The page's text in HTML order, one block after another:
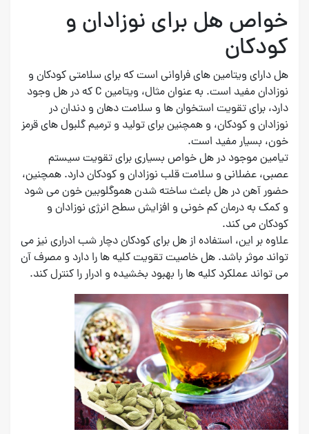
خواص هل برای نوزادان و
کودکان
هل دارای ویتامین های فراوانی است که برای سلامتی کودکان و
نوزادان مفید است. به عنوان مثال، ویتامین C که در هل وجود
دارد، برای تقویت استخوان ها و سلامت دهان و دندان در
نوزادان و کودکان، و همچنین برای تولید و ترمیم گلبول های قرمز
خون، بسیار مفید است.
تیامین موجود در هل خواص بسیاری برای تقویت سیستم
عصبی، عضلانی و سلامت قلب نوزادان و کودکان دارد. همچنین،
حضور آهن در هل باعث ساخته شدن هموگلوبین خون می شود
و کمک به درمان کم خونی و افزایش سطح انرژی نوزادان و
کودکان می کند.
علاوه بر این، استفاده از هل برای کودکان دچار شب ادراری نیز می
تواند موثر باشد. هل خاصیت تقویت کلیه ها را دارد و مصرف آن
می تواند عملکرد کلیه ها را بهبود بخشیده و ادرار را کنترل کند.